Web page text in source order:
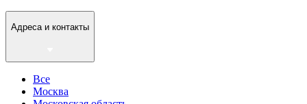
Адреса и контакты
Все
Москва